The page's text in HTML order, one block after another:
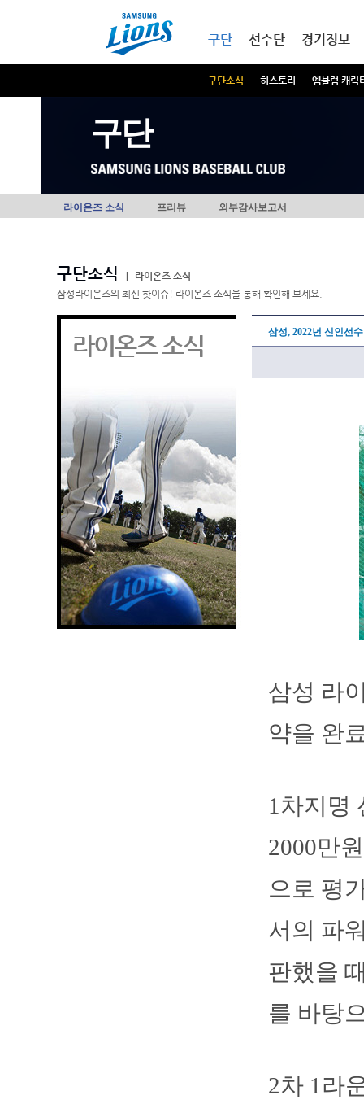
구단
구단소식 히스토리 엠블럼 캐릭
선수단 경기정보
구단
라이온즈 소식 프리뷰 외부감사보고서
구단소식
라이온즈 소식
삼성라이온즈의 최신 핫이슈! 라이온즈 소식을 통해 확인해 보세요.
라이온즈 소식 삼성, 2022년 신인선
삼성 라
약을 완
1차지명
2000만
으로 평
서의 파
판했을
를 바탕
2차 1라